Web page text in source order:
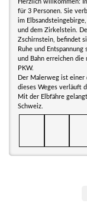
Herzlich willkommen:
für 3 Personen. Sie
im
und dem Zirkelstein.
Zschirnstein, befindet
Ruhe und
und Bahn erreichen die
PKW.
Der Malerweg ist einer
dieses Weges verläuft
Mit der Elbfähre
Schweiz.